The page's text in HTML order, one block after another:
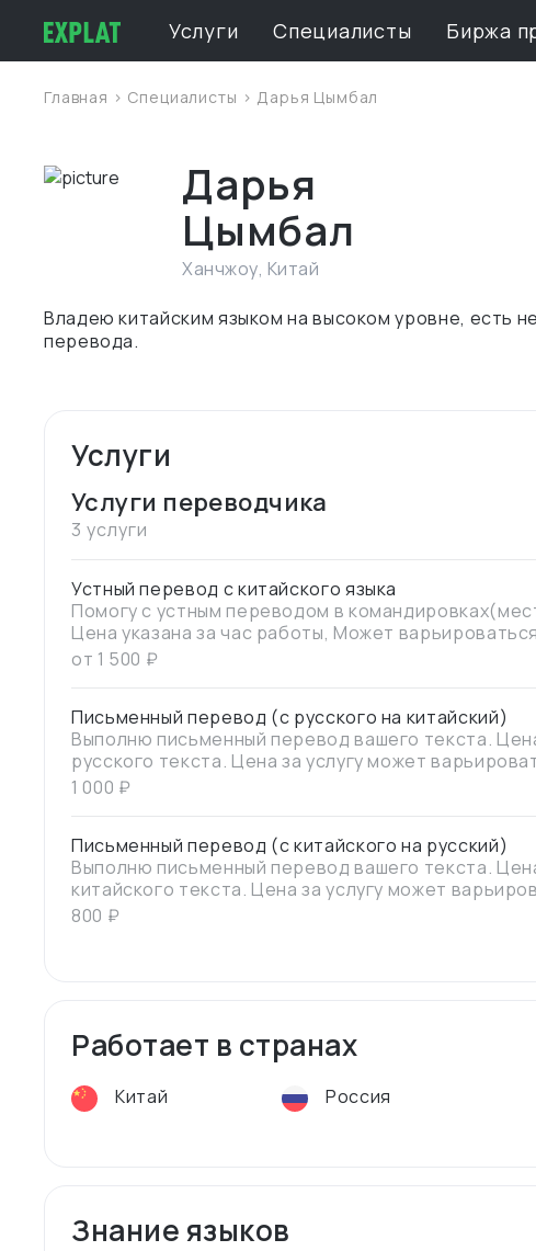
Услуги Специалисты Биржа
Главная > Специалисты > Дарья Цымбал
Дарья
Цымбал
Ханчжоу, Китай
Владею китайским языком на высоком уровне, есть
перевода.
Услуги
Услуги переводчика
3 услуги
Устный перевод с китайского языка
Помогу с устным переводом в
Цена указана за час работы, Может
и сферы. Если вам необходим переводчик на весь
от 1 500 ₽
Письменный перевод (с русского на китайский)
Выполню письменный перевод вашего текста.
русского текста. Цена за услугу может
сложности текста, специфики, наличия
1 000 ₽
Письменный перевод (с китайского на русский)
Выполню письменный перевод вашего текста.
китайского текста. Цена за услугу может
сложности текста, специфики, наличия
800 ₽
Работает в странах
Китай Россия
Знание языков